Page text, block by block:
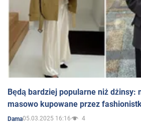
Będą bardziej popularne niż dżinsy:
masowo kupowane przez
Dama05.03.2025 16:16 4